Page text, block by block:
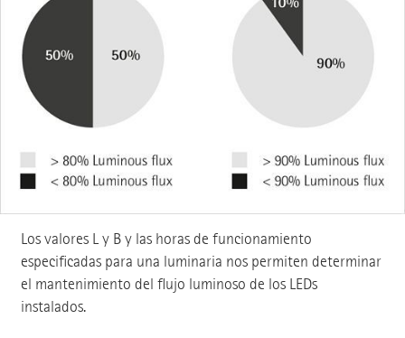
Los valores L y B y las horas de funcionamiento
especificadas para una luminaria nos permiten determinar
el mantenimiento del flujo luminoso de los LEDs
instalados.